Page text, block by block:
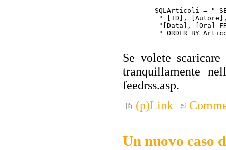
" [ID],
"[Data], [Ora]
" ORDER BY
Se volete
tranquillamente
feedrss.asp.
(p)Link
Un nuovo caso